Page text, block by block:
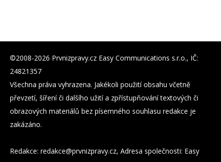
©2008-2026 Prvnizpravy.cz Easy Communications s.r.o., IČ:
24821357
Všechna práva vyhrazena. Jakékoli použití obsahu včetně
převzetí, šíření či dalšího užití a zpřístupňování textových či
obrazových materiálů bez písemného souhlasu redakce je
zakázáno.
Redakce: zc.yvarpzinvrp@eckader, Adresa společnosti: Easy